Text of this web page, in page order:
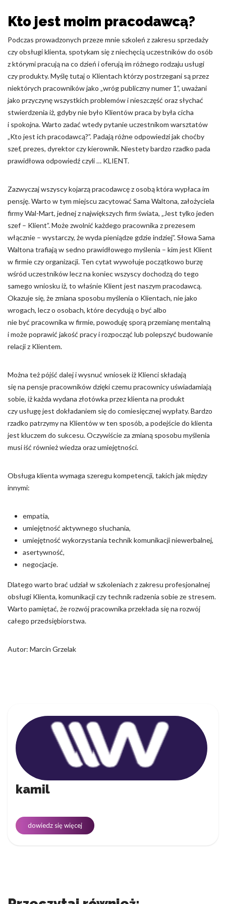
Kto jest moim pracodawcą?
Podczas prowadzonych przeze mnie szkoleń z zakresu sprzedaży
czy obsługi klienta, spotykam się z niechęcią uczestników do osób
z którymi pracują na co dzień i oferują im różnego rodzaju usługi
czy produkty. Myślę tutaj o Klientach którzy postrzegani są przez
niektórych pracowników jako „wróg publiczny numer 1”, uważani
jako przyczynę wszystkich problemów i nieszczęść oraz słychać
stwierdzenia iż, gdyby nie było Klientów praca by była cicha
i spokojna. Warto zadać wtedy pytanie uczestnikom warsztatów
„Kto jest ich pracodawcą?”. Padają różne odpowiedzi jak choćby
szef, prezes, dyrektor czy kierownik. Niestety bardzo rzadko pada
prawidłowa odpowiedź czyli … KLIENT.
Zazwyczaj wszyscy kojarzą pracodawcę z osobą która wypłaca im
pensję. Warto w tym miejscu zacytować Sama Waltona, założyciela
firmy Wal-Mart, jednej z największych firm świata, „Jest tylko jeden
szef – Klient”. Może zwolnić każdego pracownika z prezesem
włącznie – wystarczy, że wyda pieniądze gdzie indziej”. Słowa Sama
Waltona trafiają w sedno prawidłowego myślenia – kim jest Klient
w firmie czy organizacji. Ten cytat wywołuje początkowo burzę
wśród uczestników lecz na koniec wszyscy dochodzą do tego
samego wniosku iż, to właśnie Klient jest naszym pracodawcą.
Okazuje się, że zmiana sposobu myślenia o Klientach, nie jako
wrogach, lecz o osobach, które decydują o być albo
nie być pracownika w firmie, powoduję sporą przemianę mentalną
i może poprawić jakość pracy i rozpocząć lub polepszyć budowanie
relacji z Klientem.
Można też pójść dalej i wysnuć wniosek iż Klienci składają
się na pensje pracowników dzięki czemu pracownicy uświadamiają
sobie, iż każda wydana złotówka przez klienta na produkt
czy usługę jest dokładaniem się do comiesięcznej wypłaty. Bardzo
rzadko patrzymy na Klientów w ten sposób, a podejście do klienta
jest kluczem do sukcesu. Oczywiście za zmianą sposobu myślenia
musi iść również wiedza oraz umiejętności.
Obsługa klienta wymaga szeregu kompetencji, takich jak między
innymi:
empatia,
umiejętność aktywnego słuchania,
umiejętność wykorzystania technik komunikacji niewerbalnej,
asertywność,
negocjacje.
Dlatego warto brać udział w szkoleniach z zakresu profesjonalnej
obsługi Klienta, komunikacji czy technik radzenia sobie ze stresem.
Warto pamiętać, że rozwój pracownika przekłada się na rozwój
całego przedsiębiorstwa.
Autor: Marcin Grzelak
kamil
dowiedz się więcej
funkcjonowanie strony, np. preferowany język lub region, w
którym znajduje się użytkownik.
Statystyka
Statystyczne pliki cookie pomagają właścicielem stron
internetowych zrozumieć, w jaki sposób różni użytkownicy
zachowują się na stronie, gromadząc i zgłaszając anonimowe
Marketing
Marketingowe pliki cookie stosowane są w celu śledzenia
użytkowników na stronach internetowych. Celem jest
poszczególnych użytkowników i tym samym bardziej cenne dla
wydawców i reklamodawców strony trzeciej.
Nieklasyfikowane
Nieklasyfikowane pliki cookie, to pliki, które są w procesie
klasyfikowania, wraz z dostawcami poszczególnych ciasteczek.
Odrzuć
Zapisz moje preferencje
Akceptuj wszystko